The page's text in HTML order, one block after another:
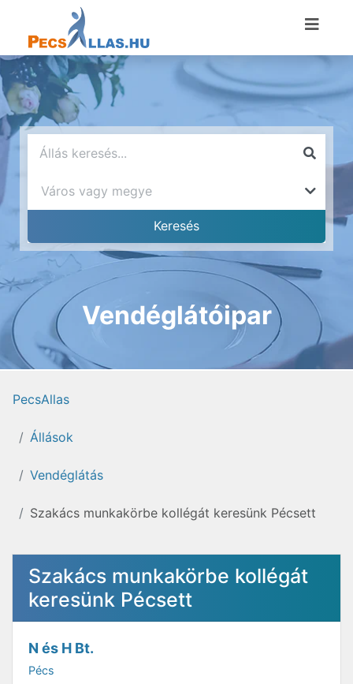
Vendéglátóipar
PecsAllas
Állások
Vendéglátás
Szakács munkakörbe kollégát keresünk Pécsett
Szakács munkakörbe kollégát
keresünk Pécsett
N és H Bt.
Pécs